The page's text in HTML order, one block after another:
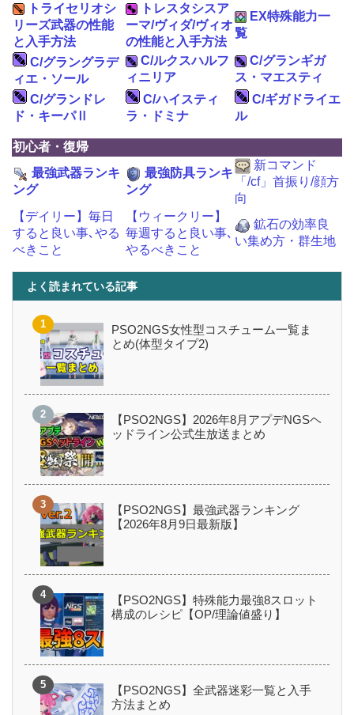
トライセリオシ
リーズ武器の性能
と入手方法
トレスタシスア
ーマ/ヴィダ/ヴィオ
の性能と入手方法
EX特殊能力一
覧
C/グラングラデ
ィエ・ソール
C/ルクスハルフ
ィニリア
C/グランギガ
ス・マエスティ
C/グランドレ
ド・キーパⅡ
C/ハイスティ
ラ・ドミナ
C/ギガドライエ
ル
初心者・復帰
最強武器ランキ
ング
最強防具ランキ
ング
新コマンド
「/cf」首振り/顔方
向
【デイリー】毎日
すると良い事､やる
べきこと
【ウィークリー】
毎週すると良い事､
やるべきこと
鉱石の効率良
い集め方・群生地
よく読まれている記事
PSO2NGS女性型コスチューム一覧ま
とめ(体型タイプ2)
【PSO2NGS】2026年8月アプデNGSヘ
ッドライン公式生放送まとめ
【PSO2NGS】最強武器ランキング
【2026年8月9日最新版】
【PSO2NGS】特殊能力最強8スロット
構成のレシピ【OP/理論値盛り】
【PSO2NGS】全武器迷彩一覧と入手
方法まとめ